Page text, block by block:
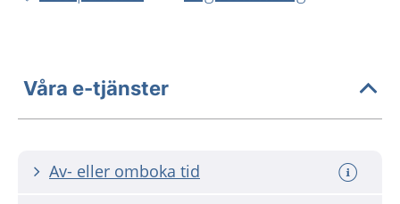
Våra e-tjänster
Av- eller omboka tid